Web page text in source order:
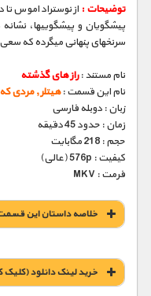
توضیحات :از نوستراداموس
پیشگویان و پیشگوییها،
سرنخهای پنهانی میگرده که
نام مستند :راز های گذشته
نام این قسمت :هیتلر , مردی
زبان : دوبله فارسی
زمان : حدود 45 دقیقه
حجم : 218 مگابایت
کیفیت : 576p (عالی)
فرمت : MKV
خلاصه داستان این
خريد لينک دانلود (کليک